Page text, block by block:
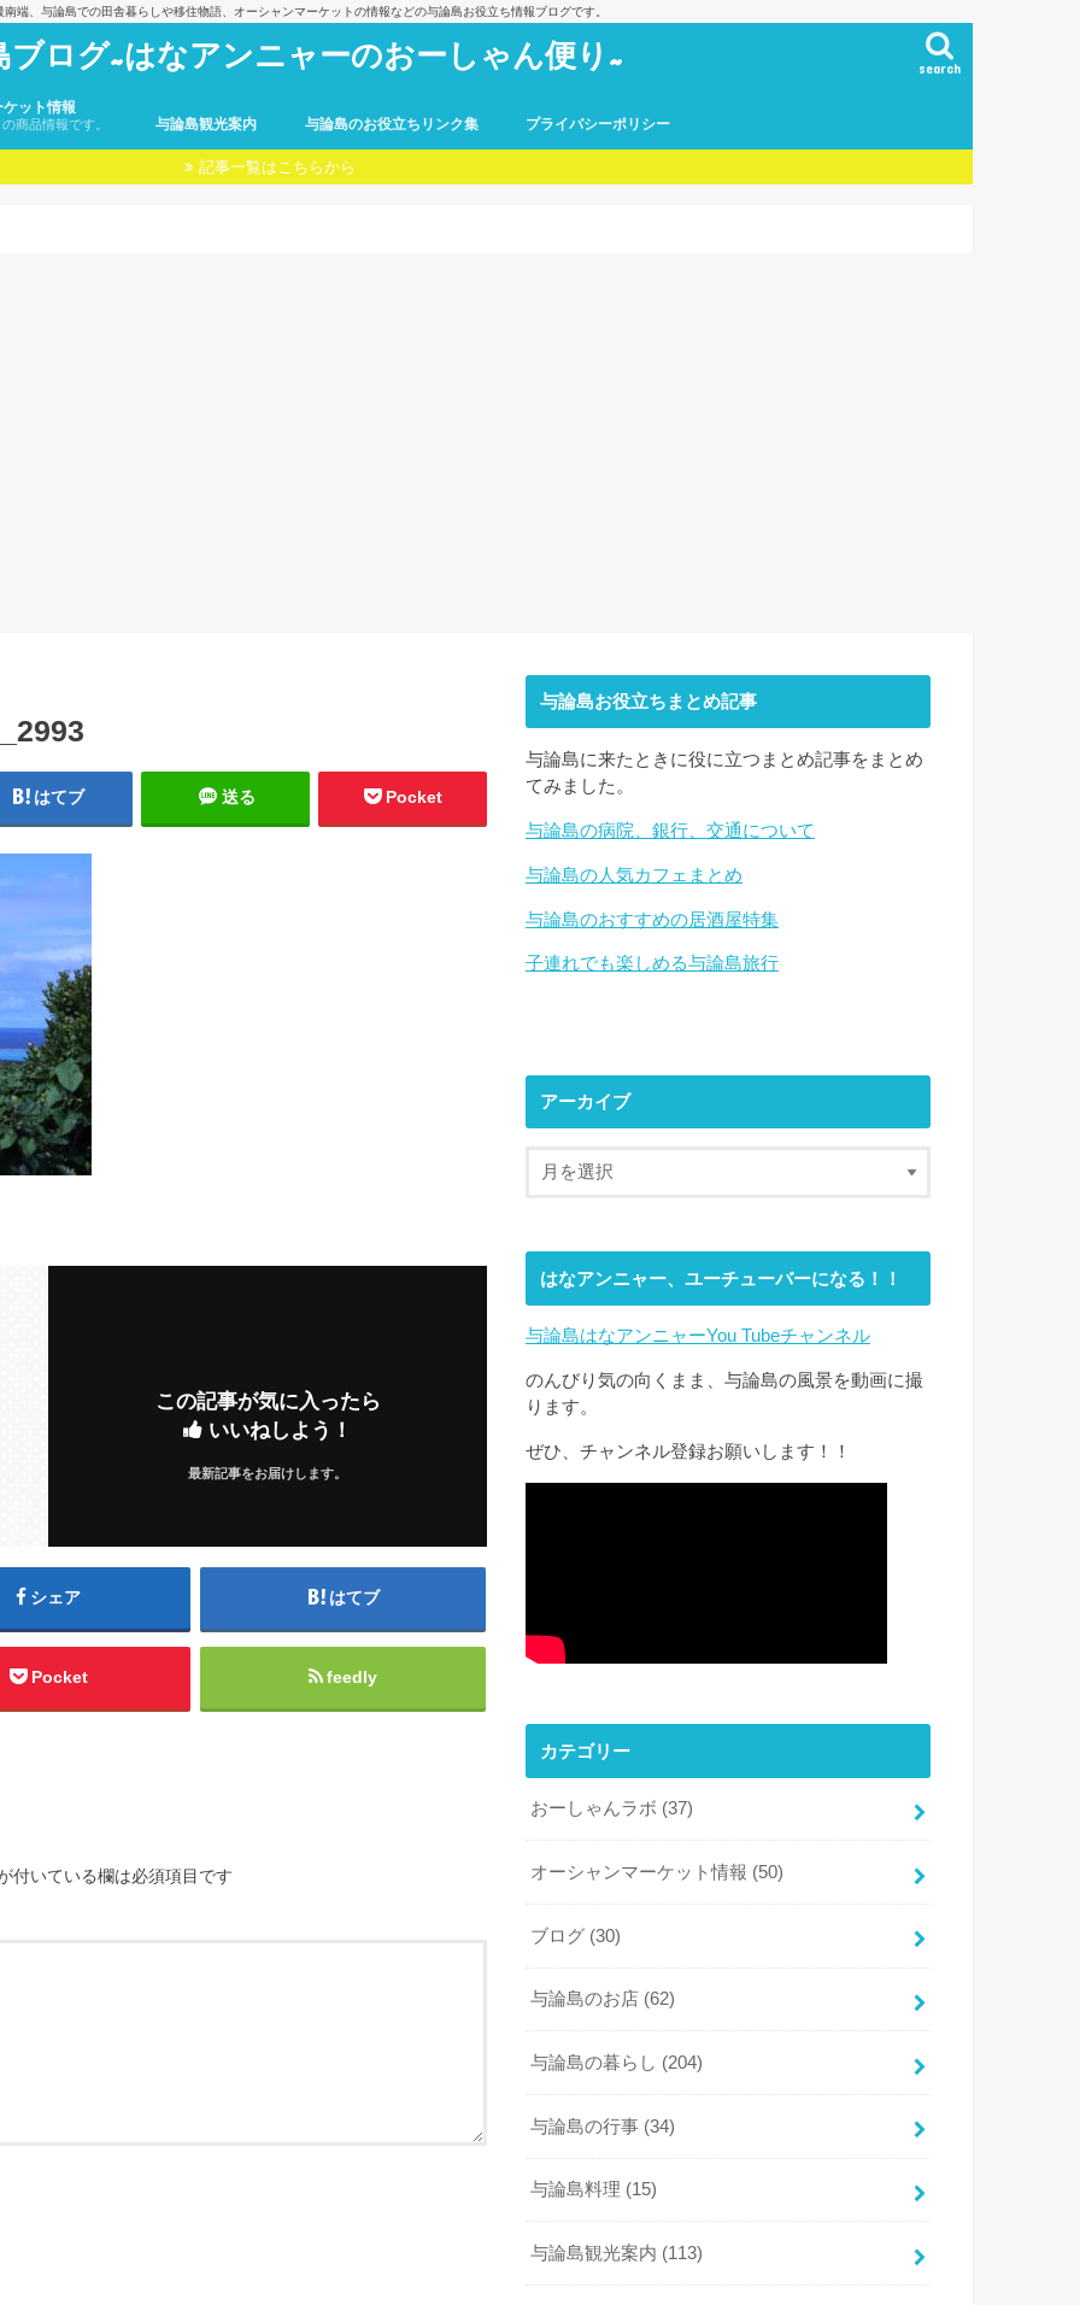
南端、与論島での田舎暮らしや移住物語、オーシャンマーケットの情報などの与論島お役立ち情報ブログです。
ブログ~はなアンニャーのおーしゃん便り~ search
ット情報
商品情報です。 与論島観光案内 与論島のお役立ちリンク集 プライバシーポリシー
記事一覧はこちらから
はてブ 送る Pocket
この記事が気に入ったら
いいねしよう！
最新記事をお届けします。
シェア はてブ
Pocket feedly
付いている欄は必須項目です
与論島お役立ちまとめ記事
与論島に来たときに役に立つまとめ記事をまとめ
てみました。
与論島の病院、銀行、交通について
与論島の人気カフェまとめ
与論島のおすすめの居酒屋特集
子連れでも楽しめる与論島旅行
アーカイブ
はなアンニャー、ユーチューバーになる！！
与論島はなアンニャーYou Tubeチャンネル
のんびり気の向くまま、与論島の風景を動画に撮
ります。
ぜひ、チャンネル登録お願いします！！
カテゴリー
おーしゃんラボ (37)
オーシャンマーケット情報 (50)
ブログ (30)
与論島のお店 (62)
与論島の暮らし (204)
与論島の行事 (34)
与論島料理 (15)
与論島観光案内 (113)